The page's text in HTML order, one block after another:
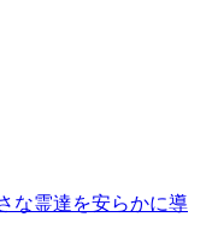
な霊達を安らかに導